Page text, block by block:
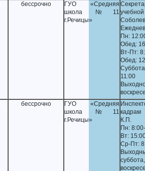
бессрочно
ГУО «Средняя
школа №11
г.Речицы»
учебной
Пн:
Обед:
Вт-Пт:
Обед:
11:00
бессрочно
ГУО «Средняя
школа №11
г.Речицы»
кадрам
К.П.
Пн:
Вт:
Ср-Пт:
суббота,